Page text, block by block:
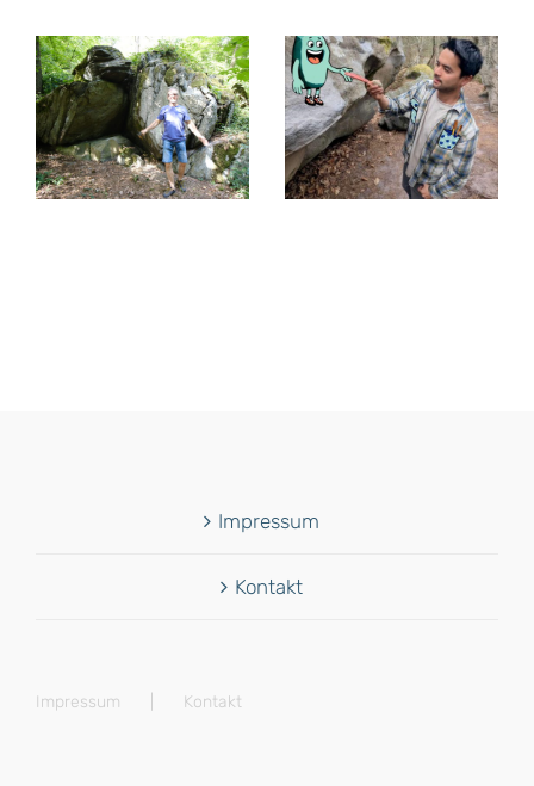
Interview mit
Khoa –
Leidenschaft
fürs Bouldern
Top 40 im
Taunus
Impressum
Kontakt
Impressum Kontakt